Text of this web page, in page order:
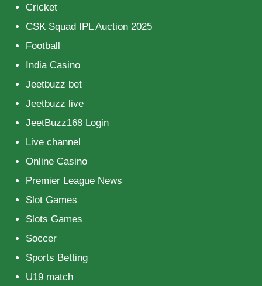
Cricket
CSK Squad IPL Auction 2025
Football
India Casino
Jeetbuzz bet
Jeetbuzz live
JeetBuzz168 Login
Live channel
Online Casino
Premier League News
Slot Games
Slots Games
Soccer
Sports Betting
U19 match